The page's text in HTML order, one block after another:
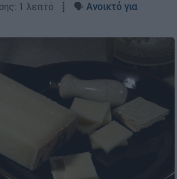
1 λεπτό ┋ 🗣️ Ανοικτό για